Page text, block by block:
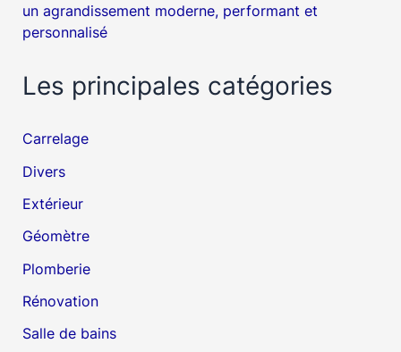
un agrandissement moderne, performant et
personnalisé
Les principales catégories
Carrelage
Divers
Extérieur
Géomètre
Plomberie
Rénovation
Salle de bains